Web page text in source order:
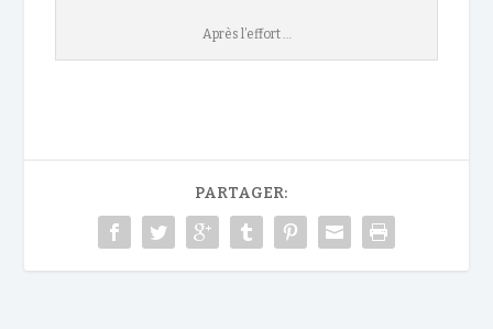
Après l’effort …
PARTAGER: